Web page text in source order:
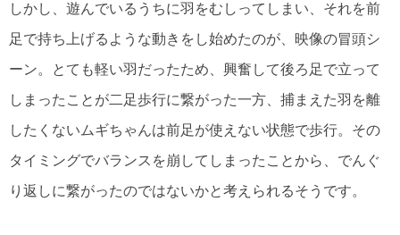
しかし、遊んでいるうちに羽をむしってしまい、それを前
足で持ち上げるような動きをし始めたのが、映像の冒頭シ
ーン。とても軽い羽だったため、興奮して後ろ足で立って
しまったことが二足歩行に繋がった一方、捕まえた羽を離
したくないムギちゃんは前足が使えない状態で歩行。その
タイミングでバランスを崩してしまったことから、でんぐ
り返しに繋がったのではないかと考えられるそうです。